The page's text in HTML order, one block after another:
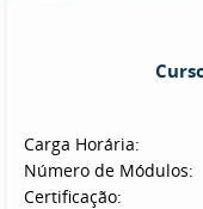
Carga Horária:
Número de Módulos:
Certificação: